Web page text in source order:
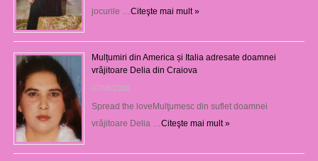
jocurile … Citeşte mai mult »
Mulțumiri din America și Italia adresate doamnei
vrăjitoare Delia din Craiova
07/08/2026
Spread the loveMulţumesc din suflet doamnei
vrăjitoare Delia … Citeşte mai mult »